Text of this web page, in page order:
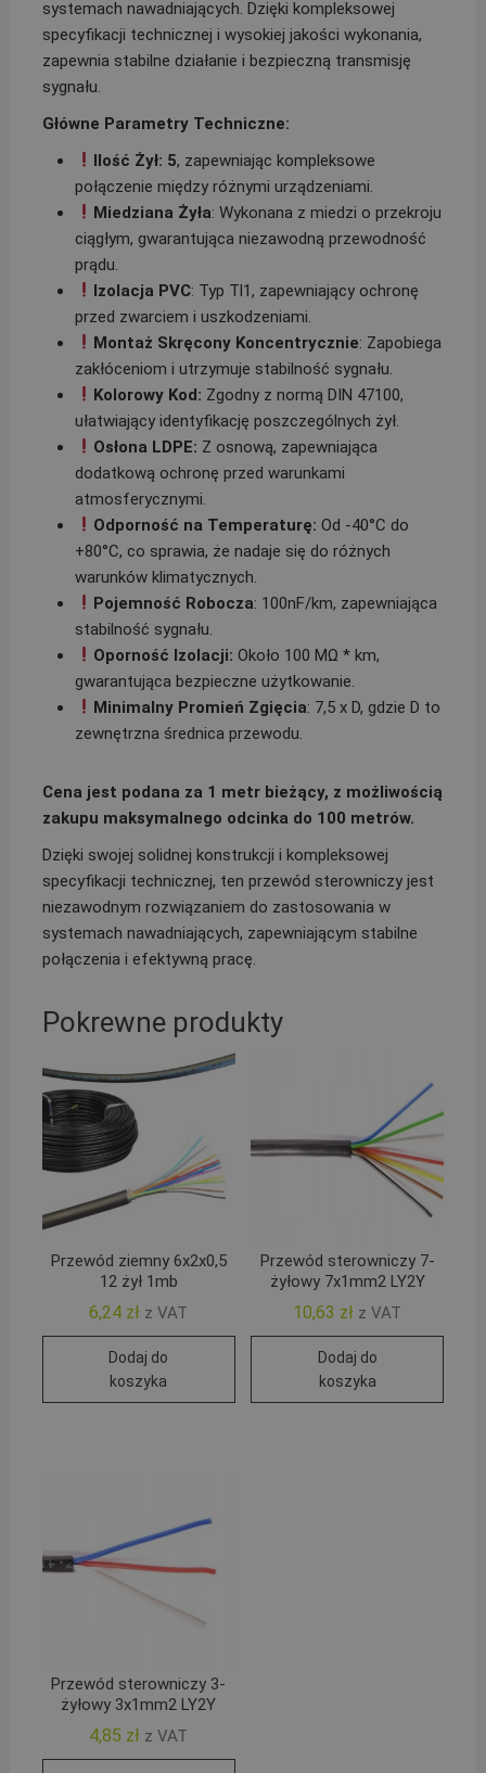
systemach nawadniających. Dzięki kompleksowej
specyfikacji technicznej i wysokiej jakości wykonania,
zapewnia stabilne działanie i bezpieczną transmisję
sygnału.
Główne Parametry Techniczne:
Ilość Żył: 5, zapewniając kompleksowe
połączenie między różnymi urządzeniami.
Miedziana Żyła: Wykonana z miedzi o przekroju
ciągłym, gwarantująca niezawodną przewodność
prądu.
Izolacja PVC: Typ Tl1, zapewniający ochronę
przed zwarciem i uszkodzeniami.
Montaż Skręcony Koncentrycznie: Zapobiega
zakłóceniom i utrzymuje stabilność sygnału.
Kolorowy Kod: Zgodny z normą DIN 47100,
ułatwiający identyfikację poszczególnych żył.
Osłona LDPE: Z osnową, zapewniająca
dodatkową ochronę przed warunkami
atmosferycznymi.
Odporność na Temperaturę: Od -40°C do
+80°C, co sprawia, że nadaje się do różnych
warunków klimatycznych.
Pojemność Robocza: 100nF/km, zapewniająca
stabilność sygnału.
Oporność Izolacji: Około 100 MΩ * km,
gwarantująca bezpieczne użytkowanie.
Minimalny Promień Zgięcia: 7,5 x D, gdzie D to
zewnętrzna średnica przewodu.
Cena jest podana za 1 metr bieżący, z możliwością
zakupu maksymalnego odcinka do 100 metrów.
Dzięki swojej solidnej konstrukcji i kompleksowej
specyfikacji technicznej, ten przewód sterowniczy jest
niezawodnym rozwiązaniem do zastosowania w
systemach nawadniających, zapewniającym stabilne
połączenia i efektywną pracę.
Pokrewne produkty
Przewód ziemny 6x2x0,5
12 żył 1mb
6,24 zł z VAT
Dodaj do
koszyka
Przewód sterowniczy 7-
żyłowy 7x1mm2 LY2Y
10,63 zł z VAT
Dodaj do
koszyka
Przewód sterowniczy 3-
żyłowy 3x1mm2 LY2Y
4,85 zł z VAT